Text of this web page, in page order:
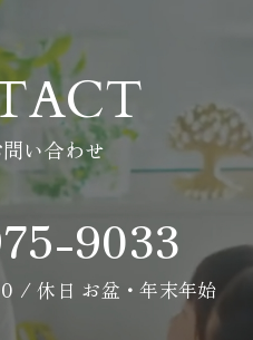
い合わせ
9033
/ 休日 お盆・年末年始